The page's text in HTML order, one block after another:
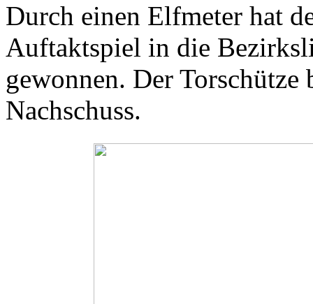
Durch einen Elfmeter hat
Auftaktspiel in die
gewonnen. Der
Nachschuss.